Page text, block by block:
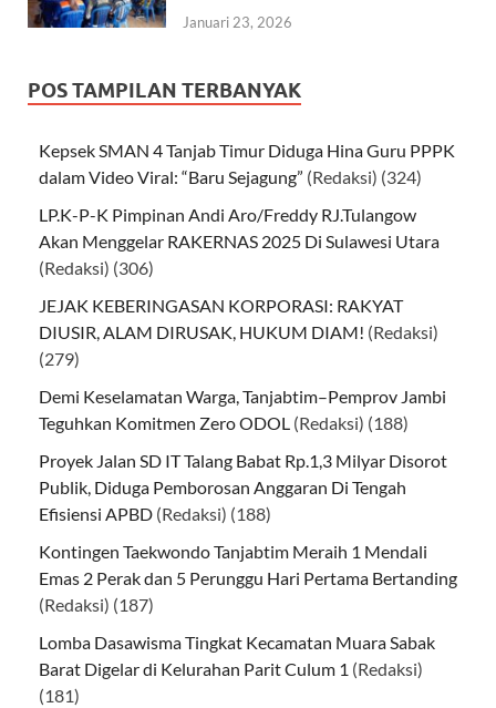
Januari 23, 2026
POS TAMPILAN TERBANYAK
Kepsek SMAN 4 Tanjab Timur Diduga Hina Guru PPPK
dalam Video Viral: “Baru Sejagung” (Redaksi) (324)
LP.K-P-K Pimpinan Andi Aro/Freddy RJ.Tulangow
Akan Menggelar RAKERNAS 2025 Di Sulawesi Utara
(Redaksi) (306)
JEJAK KEBERINGASAN KORPORASI: RAKYAT
DIUSIR, ALAM DIRUSAK, HUKUM DIAM! (Redaksi)
(279)
Demi Keselamatan Warga, Tanjabtim–Pemprov Jambi
Teguhkan Komitmen Zero ODOL (Redaksi) (188)
Proyek Jalan SD IT Talang Babat Rp.1,3 Milyar Disorot
Publik, Diduga Pemborosan Anggaran Di Tengah
Efisiensi APBD (Redaksi) (188)
Kontingen Taekwondo Tanjabtim Meraih 1 Mendali
Emas 2 Perak dan 5 Perunggu Hari Pertama Bertanding
(Redaksi) (187)
Lomba Dasawisma Tingkat Kecamatan Muara Sabak
Barat Digelar di Kelurahan Parit Culum 1 (Redaksi)
(181)